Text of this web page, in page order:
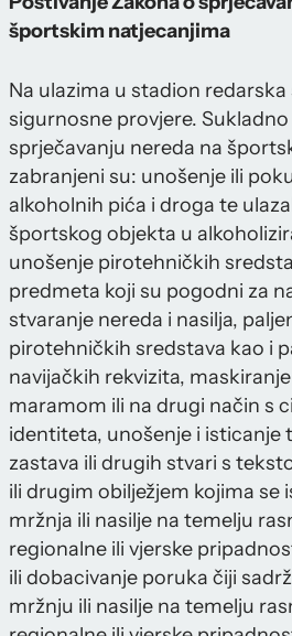
športskim natjecanjima
Na ulazima u stadion
sigurnosne provjere.
sprječavanju nereda na
zabranjeni su: unošenje ili
alkoholnih pića i droga te
športskog objekta u
unošenje pirotehničkih
predmeta koji su pogodni za
stvaranje nereda i nasilja,
pirotehničkih sredstava kao i
navijačkih rekvizita,
maramom ili na drugi način s
identiteta, unošenje i isticanje
zastava ili drugih stvari s
ili drugim obilježjem kojima se
mržnja ili nasilje na temelju
regionalne ili vjerske
ili dobacivanje poruka čiji
mržnju ili nasilje na temelju